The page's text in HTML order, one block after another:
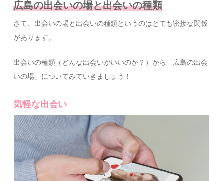
広島の出会いの場と出会いの種類
さて、出会いの場と出会いの種類というのはとても密接な関係
があります。
出会いの種類（どんな出会いがいいのか？）から「広島の出会
いの場」についてみていきましょう！
気軽な出会い